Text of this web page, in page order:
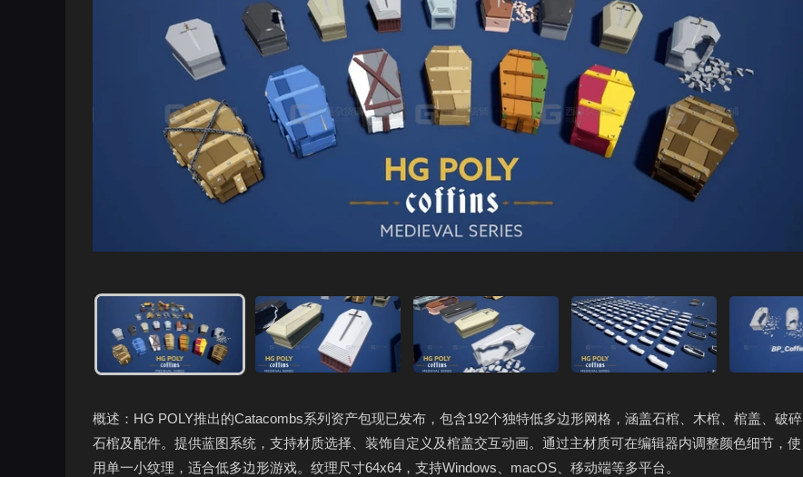
概述：HG POLY推出的Catacombs系列资产包现已发布，包含192个独特低多边形网格，涵盖石棺、木棺、棺盖、破碎
石棺及配件。提供蓝图系统，支持材质选择、装饰自定义及棺盖交互动画。通过主材质可在编辑器内调整颜色细节，使
用单一小纹理，适合低多边形游戏。纹理尺寸64x64，支持Windows、macOS、移动端等多平台。